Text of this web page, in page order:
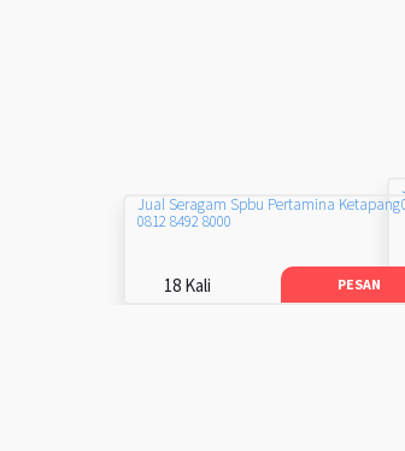
Jual Seragam Spbu Pertamina Ketapang
0812 8492 8000
18 Kali PESAN